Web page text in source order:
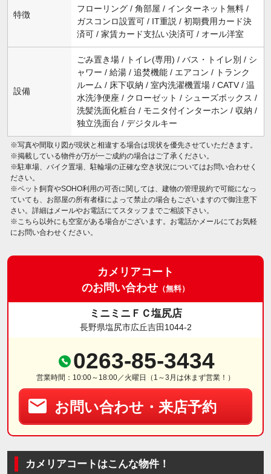
特徴
フローリング / 角部屋 / インターネット無料 /
ガスコンロ設置可 / IT重説 / 初期費用カード決
済可 / 家賃カード支払い決済可 / オール洋室
設備
ごみ置き場 / トイレ(専用) / バス・トイレ別 / シ
ャワー / 給湯 / 追焚機能 / エアコン / トランク
ルーム / 床下収納 / 室内洗濯機置場 / CATV / 温
水洗浄便座 / クローゼット / シューズボックス /
洗髪洗面化粧台 / モニタ付インターホン / 収納 /
独立洗面台 / デジタルキー
※写真や間取り図が現状と相違する場合は現状を優先させていただきます。
※掲載している物件が万が一ご成約の場合はご了承ください。
※駐車場、バイク置場、駐輪場の正確な空き状況についてはお問い合わせく
ださい。
※ペット飼育やSOHO利用の可否に関しては、建物の管理規約で可能になっ
ていても、お部屋の所有者様によって禁止の場合もございますので御注意下
さい。詳細はメールやお電話にてスタッフまでご相談下さい。
※こちら以外にも空室がある場合がございます。お電話かメールにてお気軽
にお問い合わせください。
カメリアコート
のお問い合わせ （無料）
ミニミニＦＣ塩尻店
長野県塩尻市広丘吉田1044-2
0263-85-3434
営業時間：10:00～18:00／火曜日（1～3月は休まず営業！）
お問い合わせ・来店予約
カメリアコートはこんな物件！